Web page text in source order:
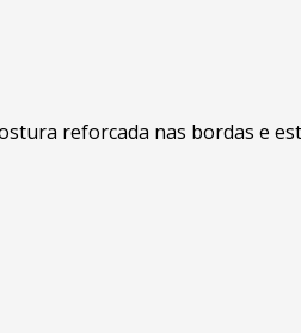
reforcada nas bordas e